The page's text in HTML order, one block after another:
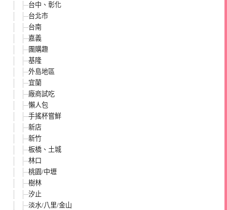
台中、彰化
台北市
台南
嘉義
團購趣
基隆
外島地區
宜蘭
廠商試吃
懶人包
手搖杯嘗鮮
新店
新竹
板橋、土城
林口
桃園/中壢
樹林
汐止
淡水/八里/金山